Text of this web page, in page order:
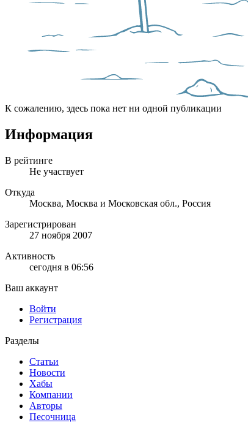
К сожалению, здесь пока нет ни одной публикации
Информация
В рейтинге
Не участвует
Откуда
Москва, Москва и Московская обл., Россия
Зарегистрирован
27 ноября 2007
Активность
сегодня в 06:56
Ваш аккаунт
Войти
Регистрация
Разделы
Статьи
Новости
Хабы
Компании
Авторы
Песочница